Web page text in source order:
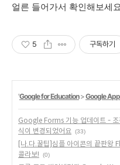
얼른 들어가서 확인해보세
5 구독하기
'Google for Education>Google
Google Forms 기능 업데이트 - 조
식이 변경되었어요
(33)
[나.다.꿀팁]심플 아이콘의 끝판왕
콜라보!
(0)